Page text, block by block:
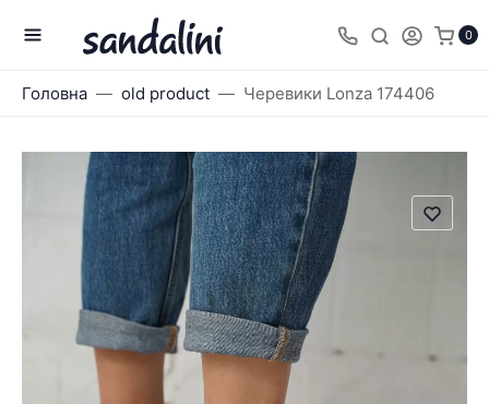
0
Головна old product Черевики Lonza 174406